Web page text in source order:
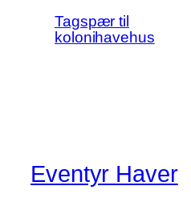
Tagspær til
kolonihavehus
Eventyr Haver